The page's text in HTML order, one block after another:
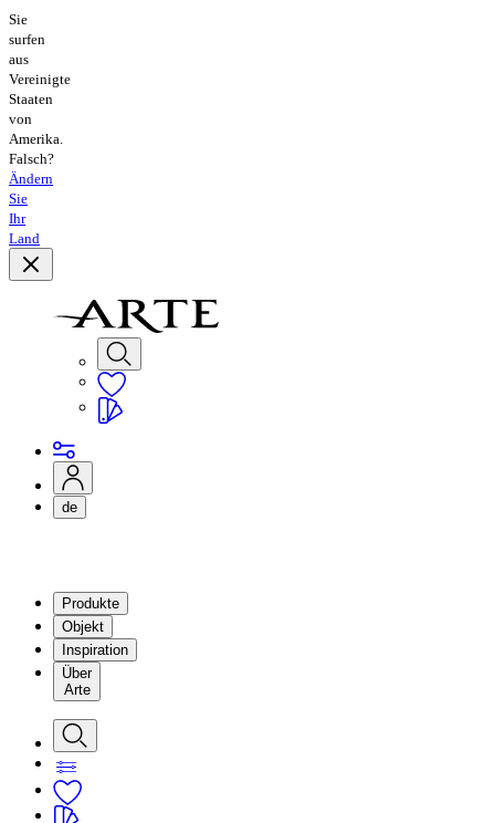
Sie
surfen
aus
Vereinigte
Staaten
von
Amerika.
Falsch?
Ändern
Sie
Ihr
Land
de
Produkte
Objekt
Inspiration
Über
Arte